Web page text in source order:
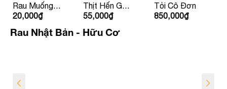
Rau Muống
La Hường
20,000₫
Thịt Hến Gò
Nổi
55,000₫
Tỏi Cô Đơn
850,000₫
Rau Nhật Bản - Hữu Cơ